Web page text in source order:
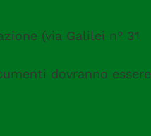
(via Galilei n° 31
dovranno essere